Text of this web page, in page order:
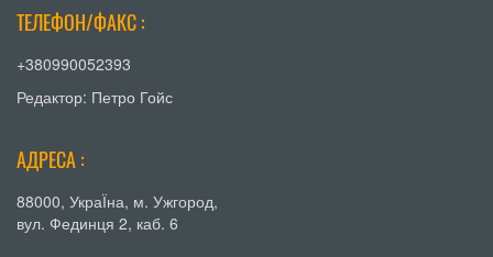
ТЕЛЕФОН/ФАКС :
+380990052393
Редактор: Петро Гойс
АДРЕСА :
88000, УкраЇна, м. Ужгород,
вул. Фединця 2, каб. 6